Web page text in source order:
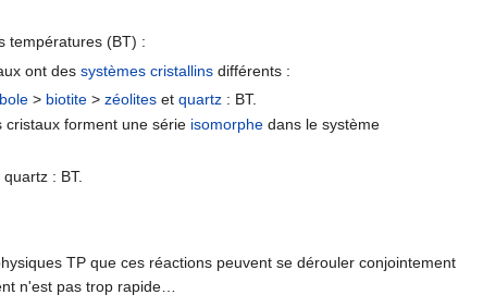
températures (BT) :
ont des systèmes cristallinsdifférents :
> biotite >zéolites etquartz : BT.
forment une série isomorphedans le système
: BT.
TP que ces réactions peuvent se dérouler conjointement
n'est pas trop rapide…